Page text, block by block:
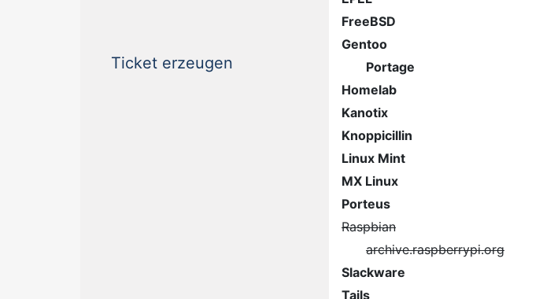
Ticket erzeugen
FreeBSD
Gentoo
Portage
Homelab
Kanotix
Knoppicillin
Linux Mint
MX Linux
Porteus
Raspbian
archive.raspberrypi.org
Slackware
Tails